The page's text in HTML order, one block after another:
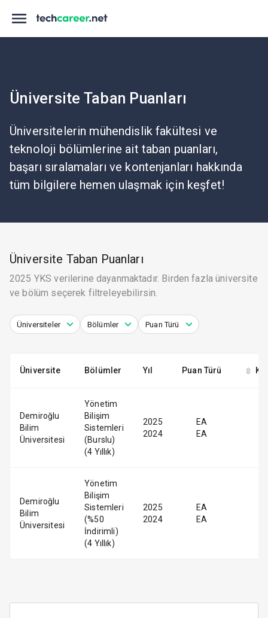
Üniversite Taban Puanları
Üniversitelerin mühendislik fakültesi ve
teknoloji bölümlerine ait taban puanları,
başarı sıralamaları ve kontenjanları hakkında
tüm bilgilere hemen ulaşmak için keşfet!
Üniversite Taban Puanları
2025 YKS verilerine dayanmaktadır. Birden fazla üniversite
ve bölüm seçerek filtreleyebilirsin.
Üniversiteler Bölümler Puan Türü
Üniversite Bölümler Yıl Puan Türü
Demiroğlu
Bilim
Üniversitesi
Yönetim
Bilişim
Sistemleri
(Burslu)
(4 Yıllık)
2025
2024
EA
EA
Demiroğlu
Bilim
Üniversitesi
Yönetim
Bilişim
Sistemleri
(%50
İndirimli)
(4 Yıllık)
2025
2024
EA
EA